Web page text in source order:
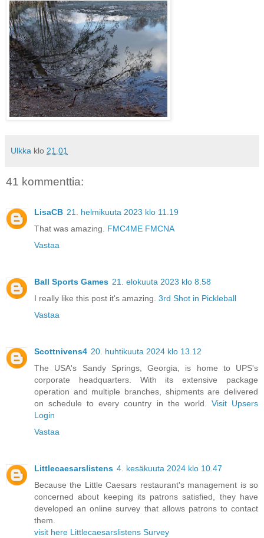
Ulkka klo 21.01
41 kommenttia:
LisaCB 21. helmikuuta 2023 klo 11.19
That was amazing. FMC4ME FMCNA
Vastaa
Ball Sports Games 21. elokuuta 2023 klo 8.58
I really like this post it's amazing. 3rd Shot in Pickleball
Vastaa
Scottnivens4 20. huhtikuuta 2024 klo 13.12
The USA's Sandy Springs, Georgia, is home to UPS's
corporate headquarters. With its extensive package
operation and multiple branches, shipments are delivered
on schedule to every country in the world. Visit Upsers
Login
Vastaa
Littlecaesarslistens 4. kesäkuuta 2024 klo 10.47
Because the Little Caesars restaurant's management is so
concerned about keeping its patrons satisfied, they have
developed an online survey that allows patrons to contact
them.
visit here Littlecaesarslistens Survey